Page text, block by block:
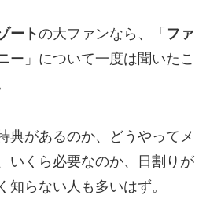
ートの大ファンなら、「 ファ
ー」について一度は聞いたこ
典があるのか、どうやってメ
いくら必要なのか、日割りが
知らない人も多いはず。